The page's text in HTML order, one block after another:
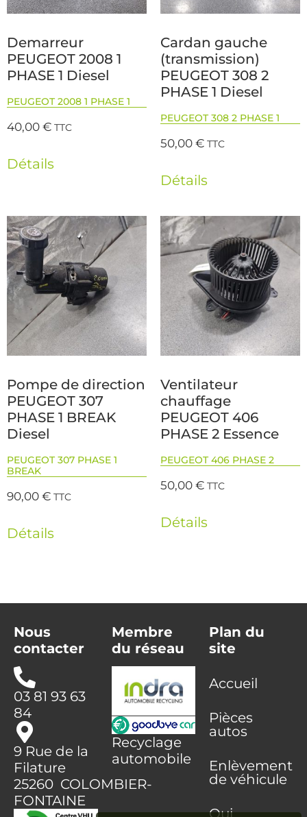
Demarreur
PEUGEOT 2008 1
PHASE 1 Diesel
PEUGEOT 2008 1 PHASE 1
40,00€ TTC
Détails
Cardan gauche
(transmission)
PEUGEOT 308 2
PHASE 1 Diesel
PEUGEOT 308 2 PHASE 1
50,00€ TTC
Détails
Pompe de direction
PEUGEOT 307
PHASE 1 BREAK
Diesel
PEUGEOT 307 PHASE 1
BREAK
90,00€ TTC
Détails
Ventilateur
chauffage
PEUGEOT 406
PHASE 2 Essence
PEUGEOT 406 PHASE 2
50,00€ TTC
Détails
Nous
contacter
03 81 93 63
84
9 Rue de la
Filature
25260 COLOMBIER-
FONTAINE
Membre
du réseau
Recyclage
automobile
Plan du
site
Accueil
Pièces
autos
Enlèvement
de véhicule
Qui